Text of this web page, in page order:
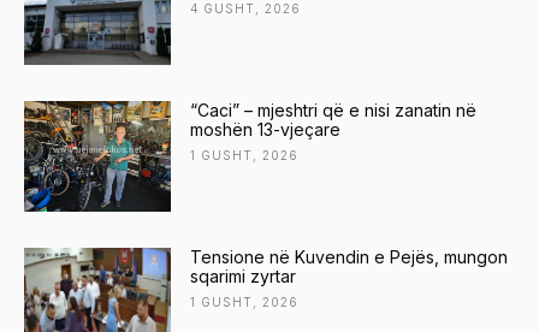
4 GUSHT, 2026
“Caci” – mjeshtri që e nisi zanatin në
moshën 13-vjeçare
1 GUSHT, 2026
Tensione në Kuvendin e Pejës, mungon
sqarimi zyrtar
1 GUSHT, 2026